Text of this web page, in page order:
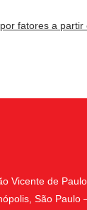
fatores a partir
Vicente de
São Paulo